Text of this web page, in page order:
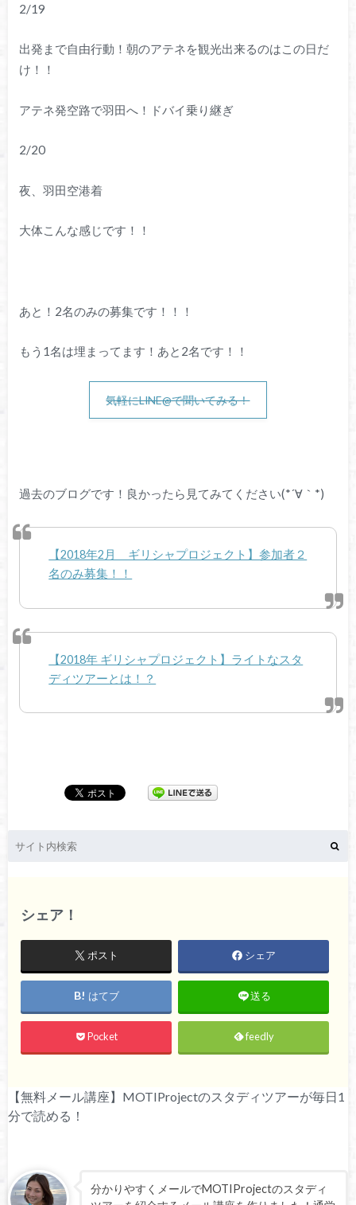
2/19
出発まで自由行動！朝のアテネを観光出来るのはこの日だ
け！！
アテネ発空路で羽田へ！ドバイ乗り継ぎ
2/20
夜、羽田空港着
大体こんな感じです！！
あと！2名のみの募集です！！！
もう1名は埋まってます！あと2名です！！
気軽にLINE@で聞いてみる！
過去のブログです！良かったら見てみてください(*´∀｀*)
【2018年2月 ギリシャプロジェクト】参加者２
名のみ募集！！
【2018年 ギリシャプロジェクト】ライトなスタ
ディツアーとは！？
シェア！
ポスト シェア
はてブ 送る
Pocket feedly
【無料メール講座】MOTIProjectのスタディツアーが毎日1
分で読める！
分かりやすくメールでMOTIProjectのスタディ